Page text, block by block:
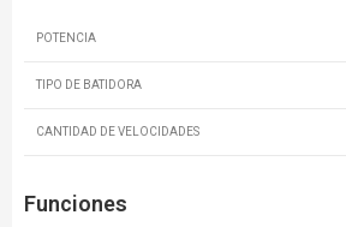
POTENCIA
TIPO DE BATIDORA
CANTIDAD DE VELOCIDADES
Funciones